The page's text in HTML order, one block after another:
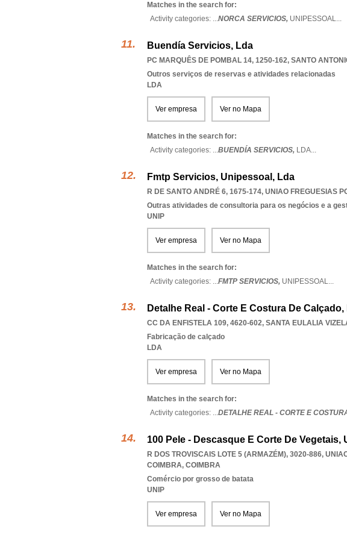
Matches in the search for:
Activity categories: ...NORCA SERVICIOS, UNIPESSOAL...
Buendía Servicios, Lda
PC MARQUÊS DE POMBAL 14, 1250-162, SANTO
Outros serviços de reservas e atividades relacionadas
LDA
Ver empresa Ver no Mapa
Matches in the search for:
Activity categories: ...BUENDÍA SERVICIOS, LDA...
Fmtp Servicios, Unipessoal, Lda
R DE SANTO ANDRÉ 6, 1675-174, UNIAO FREGUESIAS
Outras atividades de consultoria para os negócios e a
UNIP
Ver empresa Ver no Mapa
Matches in the search for:
Activity categories: ...FMTP SERVICIOS, UNIPESSOAL...
Detalhe Real - Corte E Costura De Calçado,
CC DA ENFISTELA 109, 4620-602, SANTA EULALIA
Fabricação de calçado
LDA
Ver empresa Ver no Mapa
Matches in the search for:
Activity categories: ...DETALHE REAL - CORTE E
100 Pele - Descasque E Corte De Vegetais,
R DOS TROVISCAIS LOTE 5 (ARMAZÉM), 3020-886,
COIMBRA, COIMBRA
Comércio por grosso de batata
UNIP
Ver empresa Ver no Mapa